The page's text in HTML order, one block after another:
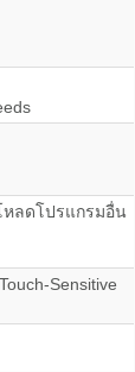
หลดโปรแกรมอื่น
Sensitive